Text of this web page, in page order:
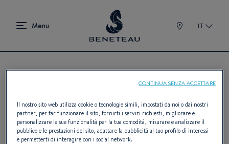
IT
Trovare il proprio
concessionario BENETEAU
Il nostro sito web utilizza cookie o tecnologie simili, impostati da noi o dai nostri
partner, per far funzionare il sito, fornirti i servizi richiesti, migliorare e
personalizzare le sue funzionalità per la tua comodità, misurare e analizzare il
pubblico e le prestazioni del sito, adattare la pubblicità al tuo profilo di interessi
e permetterti di interagire con i social network.
CONTINUA SENZA ACCETTARE